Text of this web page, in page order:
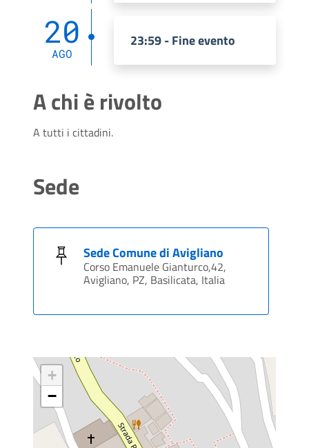
20
AGO
23:59 - Fine evento
A chi è rivolto
A tutti i cittadini.
Sede
Sede Comune di Avigliano
Corso Emanuele Gianturco,42,
Avigliano, PZ, Basilicata, Italia
+
−